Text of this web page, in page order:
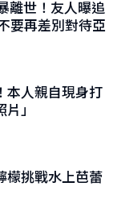
離世！友人曝追
要再差別對待亞
本人親自現身打
」
檬挑戰水上芭蕾